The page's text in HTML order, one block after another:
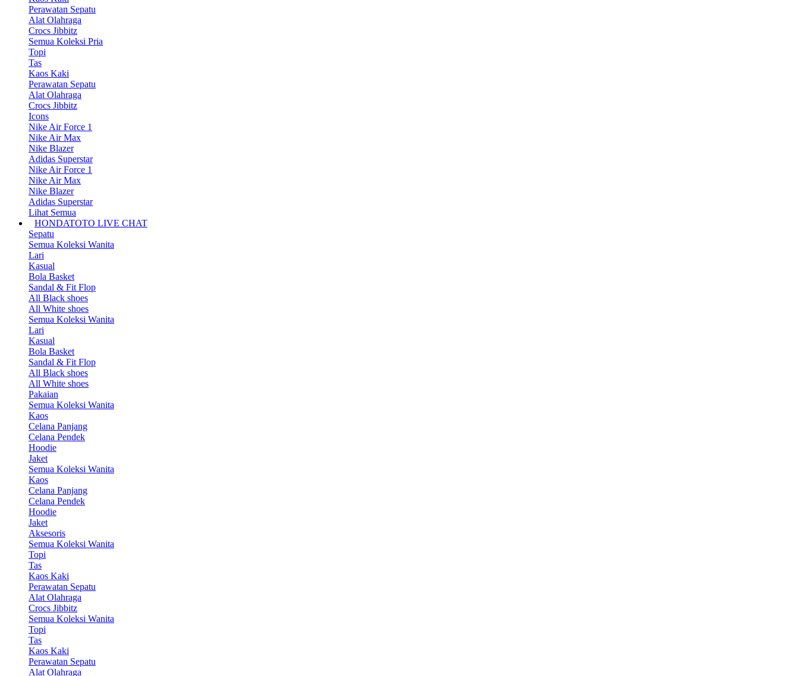
Perawatan Sepatu
Alat Olahraga
Crocs Jibbitz
Semua Koleksi Pria
Topi
Tas
Kaos Kaki
Perawatan Sepatu
Alat Olahraga
Crocs Jibbitz
Icons
Nike Air Force 1
Nike Air Max
Nike Blazer
Adidas Superstar
Nike Air Force 1
Nike Air Max
Nike Blazer
Adidas Superstar
Lihat Semua
HONDATOTO LIVE CHAT
Sepatu
Semua Koleksi Wanita
Lari
Kasual
Bola Basket
Sandal & Fit Flop
All Black shoes
All White shoes
Semua Koleksi Wanita
Lari
Kasual
Bola Basket
Sandal & Fit Flop
All Black shoes
All White shoes
Pakaian
Semua Koleksi Wanita
Kaos
Celana Panjang
Celana Pendek
Hoodie
Jaket
Semua Koleksi Wanita
Kaos
Celana Panjang
Celana Pendek
Hoodie
Jaket
Aksesoris
Semua Koleksi Wanita
Topi
Tas
Kaos Kaki
Perawatan Sepatu
Alat Olahraga
Crocs Jibbitz
Semua Koleksi Wanita
Topi
Tas
Kaos Kaki
Perawatan Sepatu
Alat Olahraga